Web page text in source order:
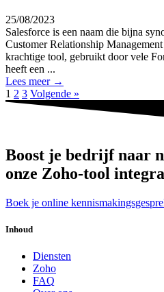
25/08/2023
Salesforce is een naam die bijna
Customer Relationship
krachtige tool, gebruikt door vele
heeft een ...
Lees meer →
1 2 3 Volgende »
Boost je bedrijf naar
onze Zoho-tool
Boek je online
Inhoud
Main
Menu
Diensten
Zoho
FAQ